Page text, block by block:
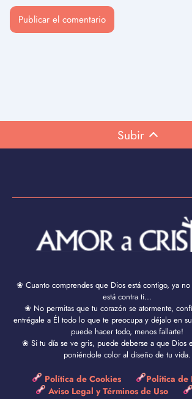
Subir
❀ Cuanto comprendes que Dios está contigo, ya
está contra ti...
❀ No permitas que tu corazón se atormente,
entrégale a Él todo lo que te preocupa y déjalo en
puede hacer todo, menos fallarte!
❀ Si tu día se ve gris, puede deberse a que Dios
poniéndole color al diseño de tu vida.
Política de Cookies
Política de
Aviso Legal y Términos de Uso